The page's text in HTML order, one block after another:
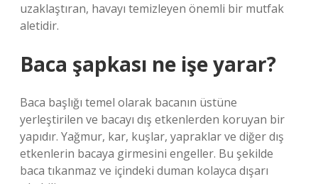
uzaklaştıran, havayı temizleyen önemli bir mutfak
aletidir.
Baca şapkası ne işe yarar?
Baca başlığı temel olarak bacanın üstüne
yerleştirilen ve bacayı dış etkenlerden koruyan bir
yapıdır. Yağmur, kar, kuşlar, yapraklar ve diğer dış
etkenlerin bacaya girmesini engeller. Bu şekilde
baca tıkanmaz ve içindeki duman kolayca dışarı